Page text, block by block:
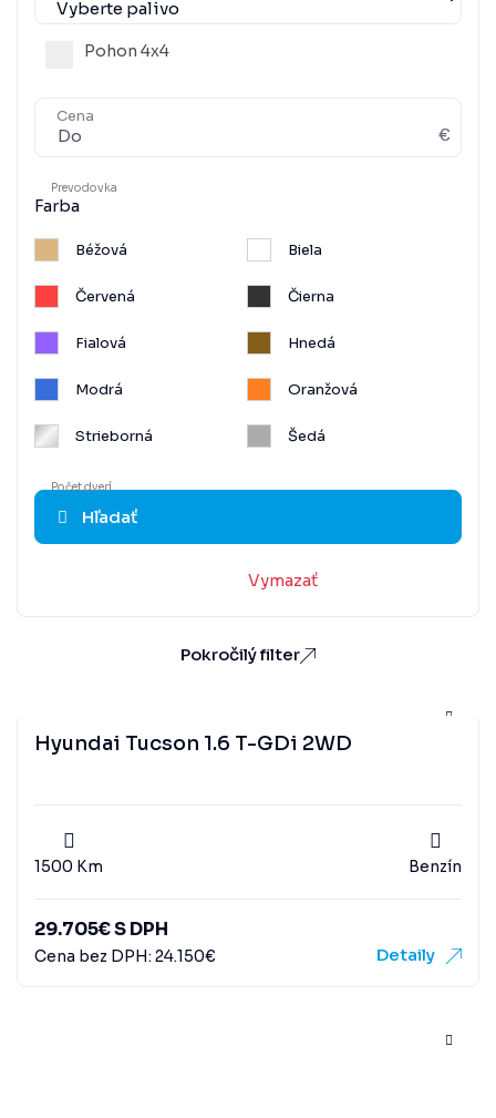
Pohon 4x4
Cena
€
Prevodovka
Farba
Béžová Biela
Červená Čierna
Fialová Hnedá
Modrá Oranžová
Strieborná Šedá
Zelená
Žltá
Počet dverí
Hľadať
Vymazať
Pokročilý filter
Hyundai Tucson 1.6 T-GDi 2WD
1500 Km Benzín
29.705€S DPH
Cena bez DPH: 24.150€ Detaily